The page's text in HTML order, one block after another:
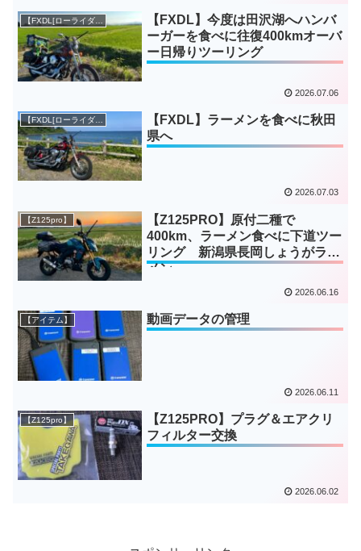
【FXDL[ローライダー]】
【FXDL】今度は田沢湖へハンバ
ーガーを食べに往復400kmオーバ
ー日帰りツーリング
2026.07.06
【FXDL[ローライダー]】
【FXDL】ラーメンを食べに秋田
県へ
2026.07.03
【Z125pro】
【Z125PRO】原付二種で
400km、ラーメン食べに下道ツー
リング 新潟県長岡しょうがラー
メン
2026.06.16
【アイテム】 動画データの管理
2026.06.11
【Z125pro】
【Z125PRO】プラグ＆エアクリ
フィルター交換
2026.06.02